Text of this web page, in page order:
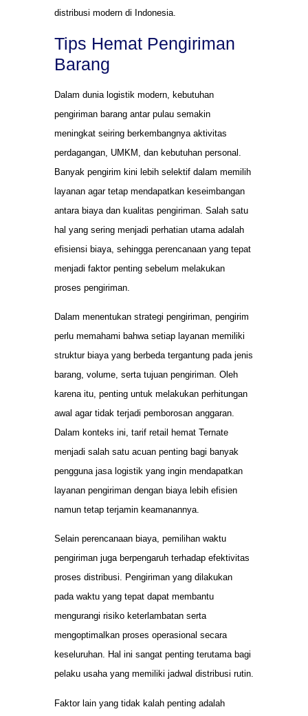
distribusi modern di Indonesia.
Tips Hemat Pengiriman
Barang
Dalam dunia logistik modern, kebutuhan
pengiriman barang antar pulau semakin
meningkat seiring berkembangnya aktivitas
perdagangan, UMKM, dan kebutuhan personal.
Banyak pengirim kini lebih selektif dalam memilih
layanan agar tetap mendapatkan keseimbangan
antara biaya dan kualitas pengiriman. Salah satu
hal yang sering menjadi perhatian utama adalah
efisiensi biaya, sehingga perencanaan yang tepat
menjadi faktor penting sebelum melakukan
proses pengiriman.
Dalam menentukan strategi pengiriman, pengirim
perlu memahami bahwa setiap layanan memiliki
struktur biaya yang berbeda tergantung pada jenis
barang, volume, serta tujuan pengiriman. Oleh
karena itu, penting untuk melakukan perhitungan
awal agar tidak terjadi pemborosan anggaran.
Dalam konteks ini, tarif retail hemat Ternate
menjadi salah satu acuan penting bagi banyak
pengguna jasa logistik yang ingin mendapatkan
layanan pengiriman dengan biaya lebih efisien
namun tetap terjamin keamanannya.
Selain perencanaan biaya, pemilihan waktu
pengiriman juga berpengaruh terhadap efektivitas
proses distribusi. Pengiriman yang dilakukan
pada waktu yang tepat dapat membantu
mengurangi risiko keterlambatan serta
mengoptimalkan proses operasional secara
keseluruhan. Hal ini sangat penting terutama bagi
pelaku usaha yang memiliki jadwal distribusi rutin.
Faktor lain yang tidak kalah penting adalah